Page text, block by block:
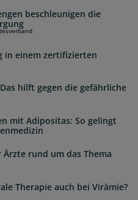
beschleunigen die
in einem zertifizierten
hilft gegen die gefährliche
mit Adipositas: So gelingt
Ärzte rund um das Thema
Therapie auch bei Virämie?